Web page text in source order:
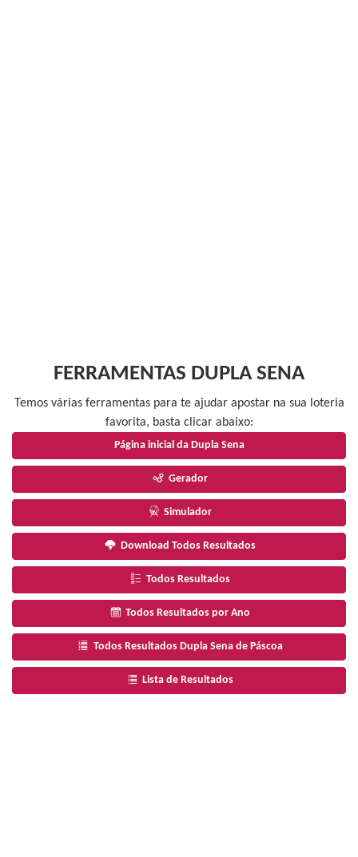
FERRAMENTAS DUPLA SENA
Temos várias ferramentas para te ajudar apostar na sua loteria
favorita, basta clicar abaixo:
Página inicial da Dupla Sena
Gerador
Simulador
Download Todos Resultados
Todos Resultados
Todos Resultados por Ano
Todos Resultados Dupla Sena de Páscoa
Lista de Resultados